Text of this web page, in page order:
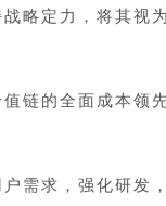
略定力，将其视
链的全面成本领
需求，强化研发